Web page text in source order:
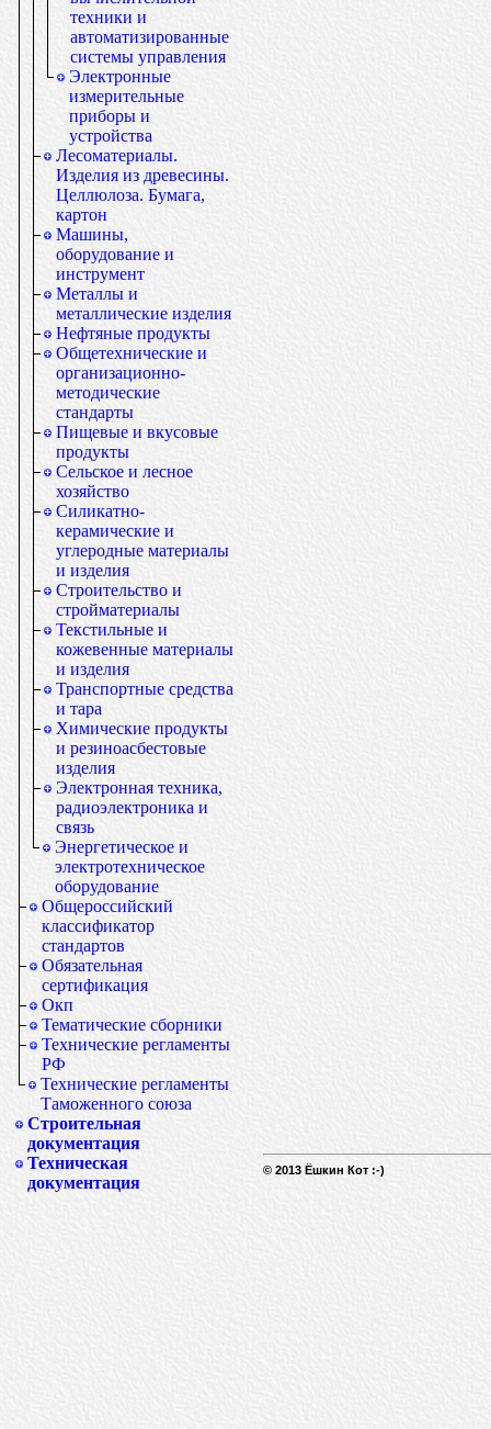
техники и
автоматизированные
системы управления
Электронные
измерительные
приборы и
устройства
Лесоматериалы.
Изделия из древесины.
Целлюлоза. Бумага,
картон
Машины,
оборудование и
инструмент
Металлы и
металлические изделия
Нефтяные продукты
Общетехнические и
организационно-
методические
стандарты
Пищевые и вкусовые
продукты
Сельское и лесное
хозяйство
Силикатно-
керамические и
углеродные материалы
и изделия
Строительство и
стройматериалы
Текстильные и
кожевенные материалы
и изделия
Транспортные средства
и тара
Химические продукты
и резиноасбестовые
изделия
Электронная техника,
радиоэлектроника и
связь
Энергетическое и
электротехническое
оборудование
Общероссийский
классификатор
стандартов
Обязательная
сертификация
Окп
Тематические сборники
Технические регламенты
РФ
Технические регламенты
Таможенного союза
Строительная
документация
Техническая
документация
© 2013 Ёшкин Кот :-)